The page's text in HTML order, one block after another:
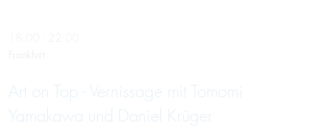
Art on Top - Vernissage mit Tomomi
Yamakawa und Daniel Krüger